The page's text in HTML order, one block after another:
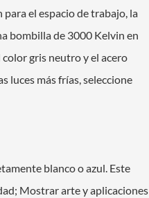
el espacio de trabajo, la
bombilla de 3000 Kelvin en
gris neutro y el acero
luces más frías, seleccione
blanco o azul. Este
Mostrar arte y aplicaciones